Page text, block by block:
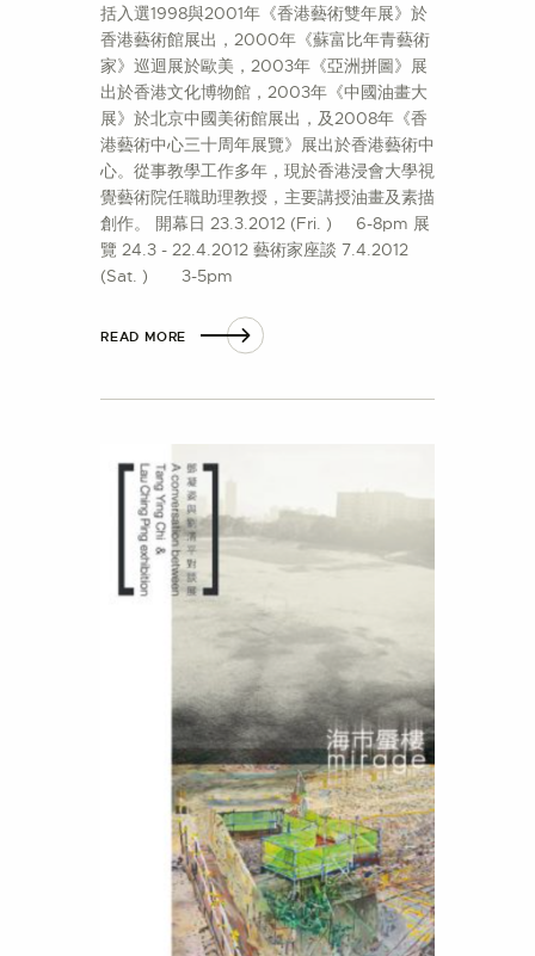
括入選1998與2001年《香港藝術雙年展》於
香港藝術館展出，2000年《蘇富比年青藝術
家》巡迴展於歐美，2003年《亞洲拼圖》展
出於香港文化博物館，2003年《中國油畫大
展》於北京中國美術館展出，及2008年《香
港藝術中心三十周年展覽》展出於香港藝術中
心。從事教學工作多年，現於香港浸會大學視
覺藝術院任職助理教授，主要講授油畫及素描
創作。 開幕日 23.3.2012 (Fri. ) 6-8pm 展
覽 24.3 - 22.4.2012 藝術家座談 7.4.2012
(Sat. ) 3-5pm
READ MORE